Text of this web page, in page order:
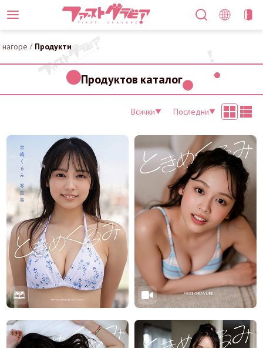
нагоре / Продукти
Продуктов каталог
Всички▼ Последни▼